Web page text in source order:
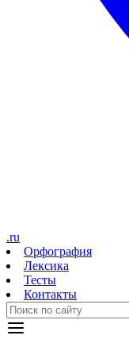
.ru
Орфография
Лексика
Тесты
Контакты